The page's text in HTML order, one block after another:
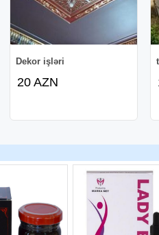
Dekor işləri
20 AZN